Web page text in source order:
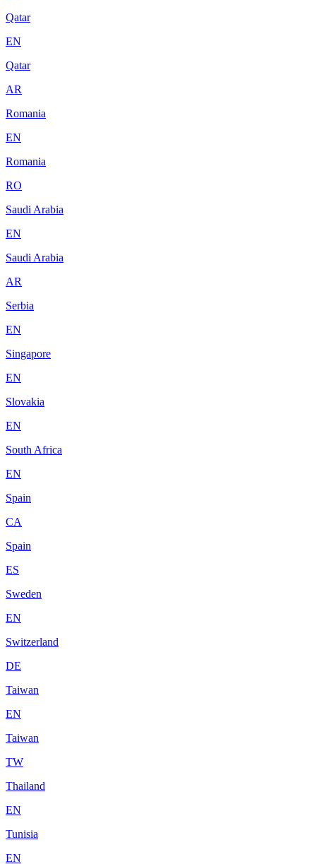
Qatar
EN
Qatar
AR
Romania
EN
Romania
RO
Saudi Arabia
EN
Saudi Arabia
AR
Serbia
EN
Singapore
EN
Slovakia
EN
South Africa
EN
Spain
CA
Spain
ES
Sweden
EN
Switzerland
DE
Taiwan
EN
Taiwan
TW
Thailand
EN
Tunisia
EN